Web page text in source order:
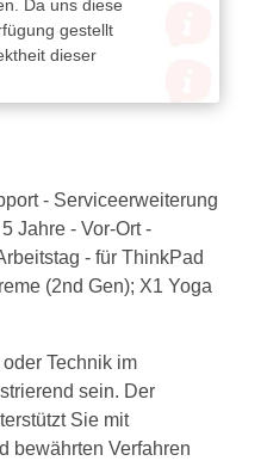
Da uns diese
gestellt
dieser
- Serviceerweiterung
Jahre - Vor-Ort -
- für ThinkPad
(2nd Gen); X1 Yoga
Technik im
sein. Der
Sie mit
bewährten Verfahren